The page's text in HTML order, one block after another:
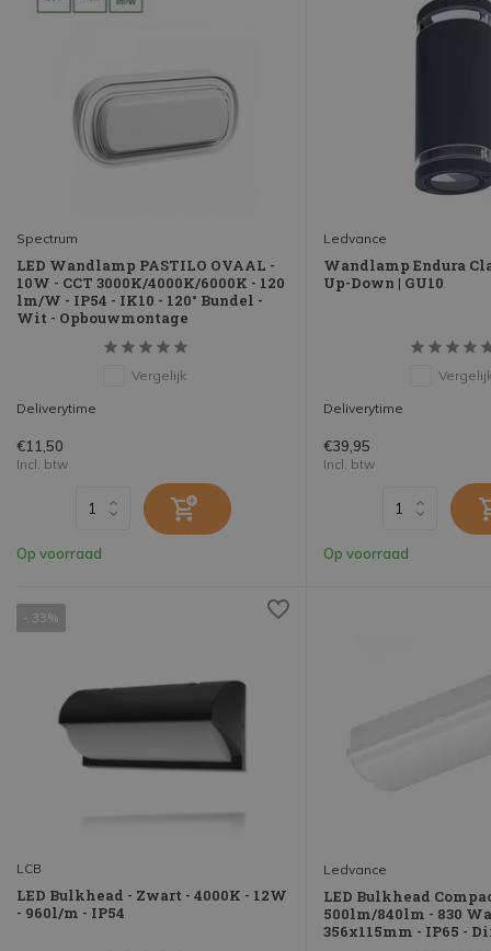
Spectrum
LED Wandlamp PASTILO OVAAL -
10W - CCT 3000K/4000K/6000K - 120
lm/W - IP54 - IK10 - 120° Bundel -
Wit - Opbouwmontage
Vergelijk
Deliverytime
€11,50
Incl. btw
Op voorraad
Ledvance
Wandlamp Endura
Up-Down | GU10
Deliverytime
€39,95
Incl. btw
Op voorraad
- 33%
LCB
LED Bulkhead - Zwart - 4000K - 12W
- 960l/m - IP54
Ledvance
LED Bulkhead
500lm/840lm - 830
356x115mm - IP65 -